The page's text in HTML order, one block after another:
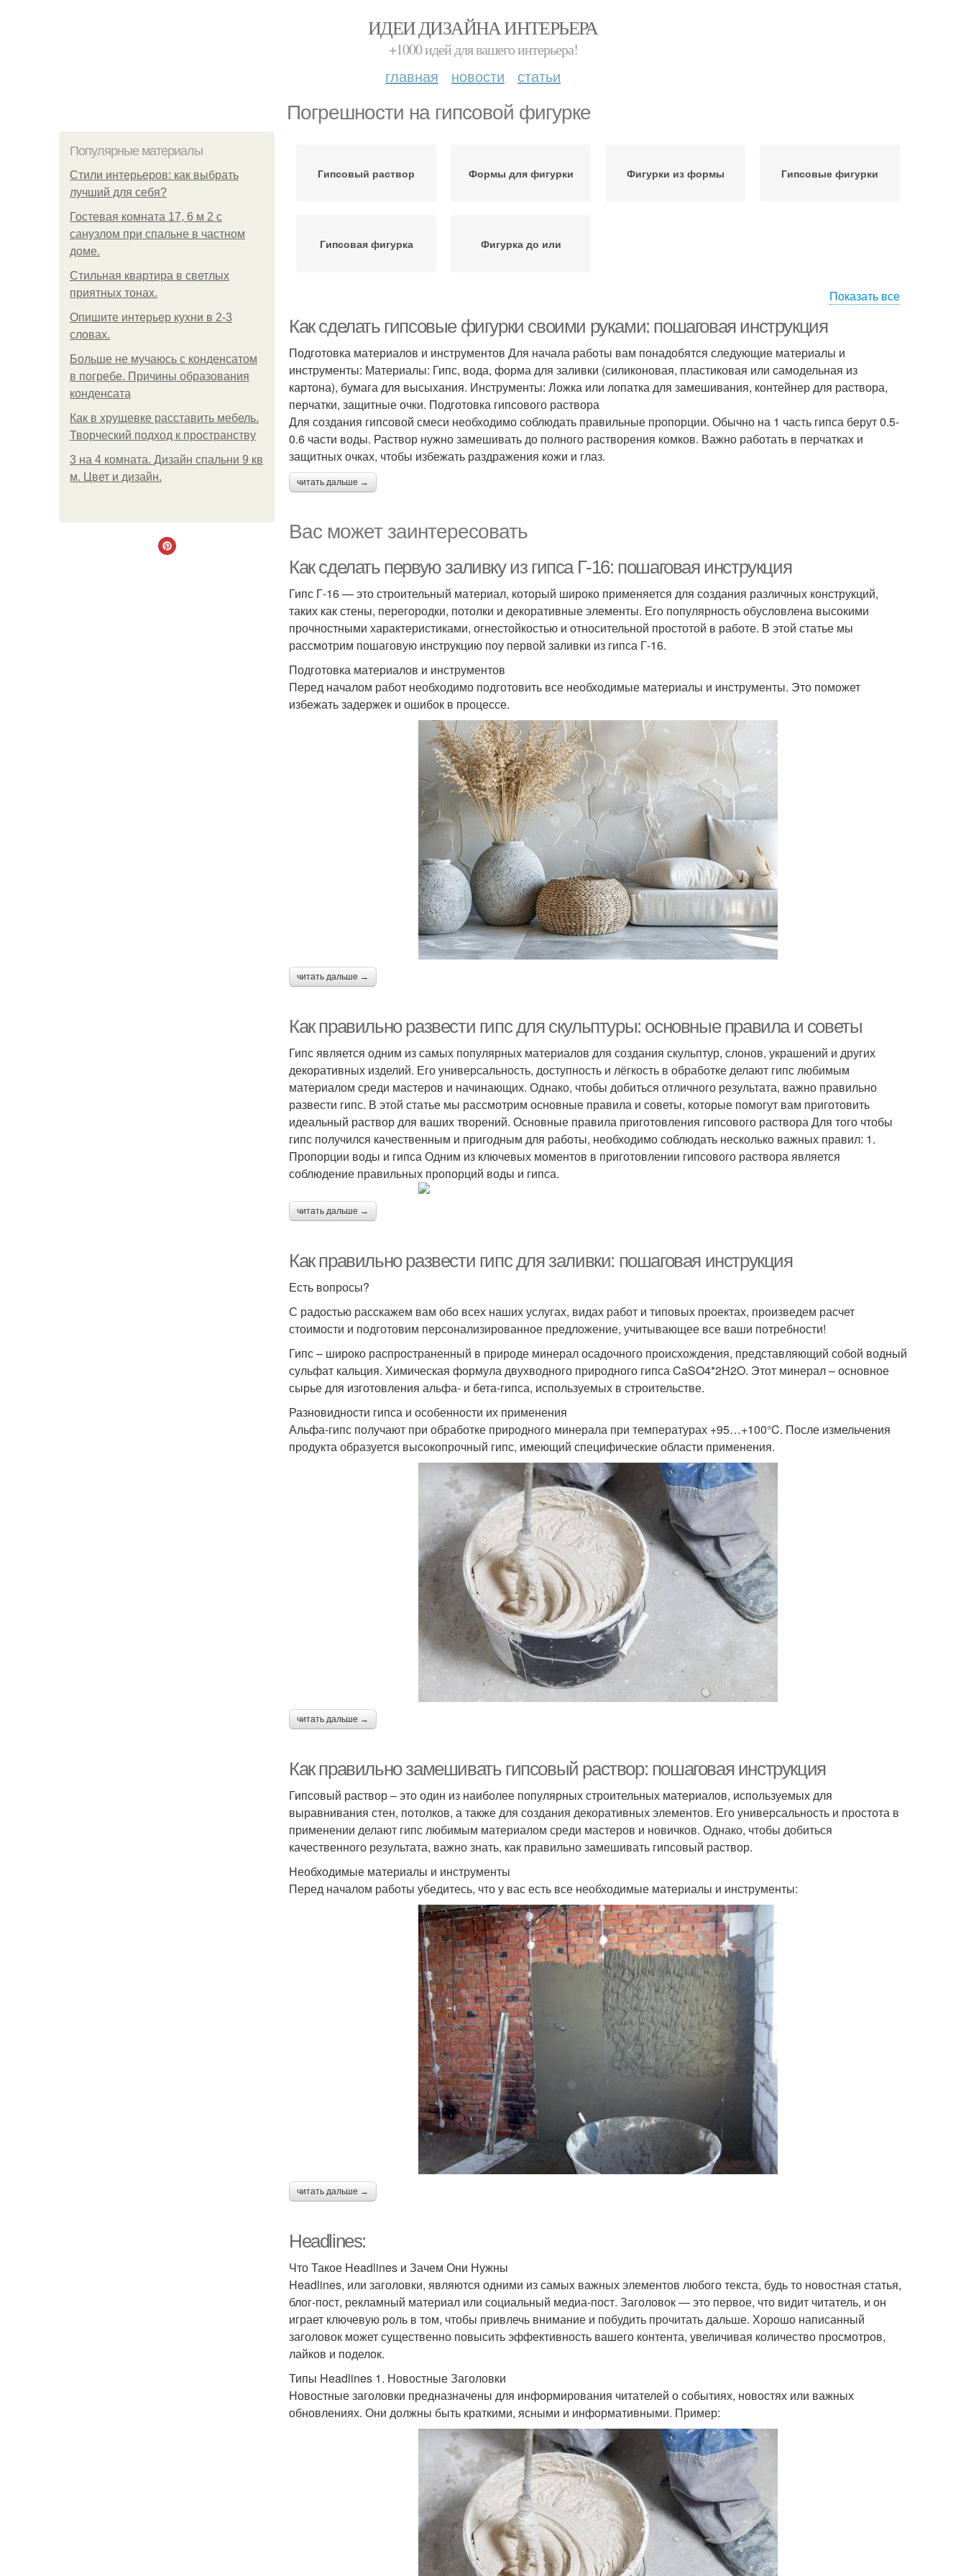
ИДЕИ ДИЗАЙНА ИНТЕРЬЕРА
+1000 идей для вашего интерьера!
главная новости статьи
Погрешности на гипсовой фигурке
Популярные материалы
Стили интерьеров: как выбрать
лучший для себя?
Гостевая комната 17, 6 м 2 с
санузлом при спальне в частном
доме.
Стильная квартира в светлых
приятных тонах.
Опишите интерьер кухни в 2-3
словах.
Больше не мучаюсь с конденсатом
в погребе. Причины образования
конденсата
Как в хрущевке расставить мебель.
Творческий подход к пространству
3 на 4 комната. Дизайн спальни 9 кв
м. Цвет и дизайн.
Гипсовый раствор Формы для фигурки Фигурки из формы Гипсовые фигурки
Гипсовая фигурка Фигурка до или
Показать все
Как сделать гипсовые фигурки своими руками: пошаговая инструкция
Подготовка материалов и инструментов Для начала работы вам понадобятся следующие материалы и
инструменты: Материалы: Гипс, вода, форма для заливки (силиконовая, пластиковая или самодельная из
картона), бумага для высыхания. Инструменты: Ложка или лопатка для замешивания, контейнер для раствора,
перчатки, защитные очки. Подготовка гипсового раствора
Для создания гипсовой смеси необходимо соблюдать правильные пропорции. Обычно на 1 часть гипса берут 0.5-
0.6 части воды. Раствор нужно замешивать до полного растворения комков. Важно работать в перчатках и
защитных очках, чтобы избежать раздражения кожи и глаз.
читать дальше →
Вас может заинтересовать
Как сделать первую заливку из гипса Г-16: пошаговая инструкция
Гипс Г-16 — это строительный материал, который широко применяется для создания различных конструкций,
таких как стены, перегородки, потолки и декоративные элементы. Его популярность обусловлена высокими
прочностными характеристиками, огнестойкостью и относительной простотой в работе. В этой статье мы
рассмотрим пошаговую инструкцию поу первой заливки из гипса Г-16.
Подготовка материалов и инструментов
Перед началом работ необходимо подготовить все необходимые материалы и инструменты. Это поможет
избежать задержек и ошибок в процессе.
читать дальше →
Как правильно развести гипс для скульптуры: основные правила и советы
Гипс является одним из самых популярных материалов для создания скульптур, слонов, украшений и других
декоративных изделий. Его универсальность, доступность и лёгкость в обработке делают гипс любимым
материалом среди мастеров и начинающих. Однако, чтобы добиться отличного результата, важно правильно
развести гипс. В этой статье мы рассмотрим основные правила и советы, которые помогут вам приготовить
идеальный раствор для ваших творений. Основные правила приготовления гипсового раствора Для того чтобы
гипс получился качественным и пригодным для работы, необходимо соблюдать несколько важных правил: 1.
Пропорции воды и гипса Одним из ключевых моментов в приготовлении гипсового раствора является
соблюдение правильных пропорций воды и гипса.
читать дальше →
Как правильно развести гипс для заливки: пошаговая инструкция
Есть вопросы?
С радостью расскажем вам обо всех наших услугах, видах работ и типовых проектах, произведем расчет
стоимости и подготовим персонализированное предложение, учитывающее все ваши потребности!
Гипс – широко распространенный в природе минерал осадочного происхождения, представляющий собой водный
сульфат кальция. Химическая формула двухводного природного гипса CaSO4*2H2O. Этот минерал – основное
сырье для изготовления альфа- и бета-гипса, используемых в строительстве.
Разновидности гипса и особенности их применения
Альфа-гипс получают при обработке природного минерала при температурах +95…+100°C. После измельчения
продукта образуется высокопрочный гипс, имеющий специфические области применения.
читать дальше →
Как правильно замешивать гипсовый раствор: пошаговая инструкция
Гипсовый раствор – это один из наиболее популярных строительных материалов, используемых для
выравнивания стен, потолков, а также для создания декоративных элементов. Его универсальность и простота в
применении делают гипс любимым материалом среди мастеров и новичков. Однако, чтобы добиться
качественного результата, важно знать, как правильно замешивать гипсовый раствор.
Необходимые материалы и инструменты
Перед началом работы убедитесь, что у вас есть все необходимые материалы и инструменты:
читать дальше →
Headlines:
Что Такое Headlines и Зачем Они Нужны
Headlines, или заголовки, являются одними из самых важных элементов любого текста, будь то новостная статья,
блог-пост, рекламный материал или социальный медиа-пост. Заголовок — это первое, что видит читатель, и он
играет ключевую роль в том, чтобы привлечь внимание и побудить прочитать дальше. Хорошо написанный
заголовок может существенно повысить эффективность вашего контента, увеличивая количество просмотров,
лайков и поделок.
Типы Headlines 1. Новостные Заголовки
Новостные заголовки предназначены для информирования читателей о событиях, новостях или важных
обновлениях. Они должны быть краткими, ясными и информативными. Пример: